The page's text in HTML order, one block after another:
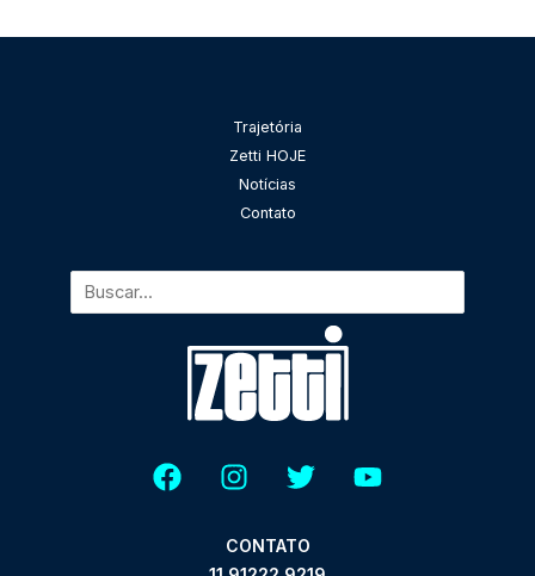
Trajetória
Zetti HOJE
Notícias
Contato
Pesquisar
CONTATO